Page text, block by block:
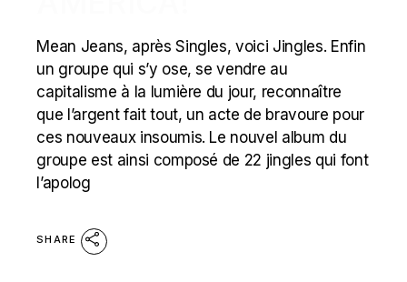
Mean Jeans, après Singles, voici Jingles. Enfin
un groupe qui s’y ose, se vendre au
capitalisme à la lumière du jour, reconnaître
que l’argent fait tout, un acte de bravoure pour
ces nouveaux insoumis. Le nouvel album du
groupe est ainsi composé de 22 jingles qui font
l’apolog
SHARE